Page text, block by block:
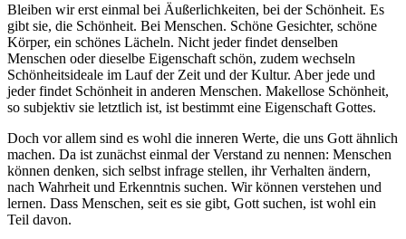
Bleiben wir erst einmal bei Äußerlichkeiten, bei der Schönheit. Es
gibt sie, die Schönheit. Bei Menschen. Schöne Gesichter, schöne
Körper, ein schönes Lächeln. Nicht jeder findet denselben
Menschen oder dieselbe Eigenschaft schön, zudem wechseln
Schönheitsideale im Lauf der Zeit und der Kultur. Aber jede und
jeder findet Schönheit in anderen Menschen. Makellose Schönheit,
so subjektiv sie letztlich ist, ist bestimmt eine Eigenschaft Gottes.
Doch vor allem sind es wohl die inneren Werte, die uns Gott ähnlich
machen. Da ist zunächst einmal der Verstand zu nennen: Menschen
können denken, sich selbst infrage stellen, ihr Verhalten ändern,
nach Wahrheit und Erkenntnis suchen. Wir können verstehen und
lernen. Dass Menschen, seit es sie gibt, Gott suchen, ist wohl ein
Teil davon.